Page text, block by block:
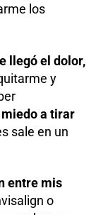
los
llegó el dolor,
y
miedo a tirar
sale en un
entre mis
o